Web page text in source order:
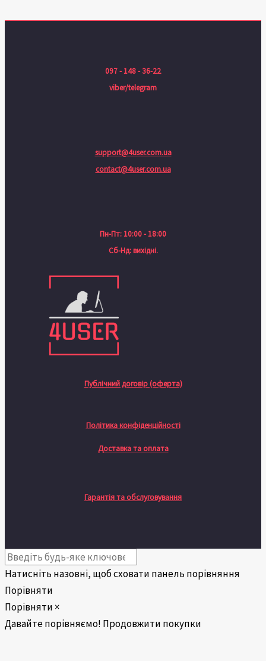
097 - 148 - 36-22
viber/telegram
support@4user.com.ua
contact@4user.com.ua
Пн-Пт: 10:00 - 18:00
Сб-Нд: вихідні.
Публічний договір (оферта)
Політика конфіденційності
Доставка та оплата
Гарантія та обслуговування
Натисніть назовні, щоб сховати панель порівняння
Порівняти
Порівняти ×
Давайте порівняємо! Продовжити покупки